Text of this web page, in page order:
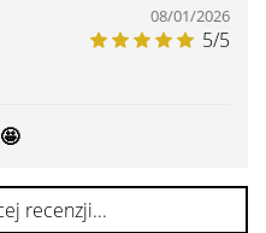
08/01/2026
5/5
recenzji...